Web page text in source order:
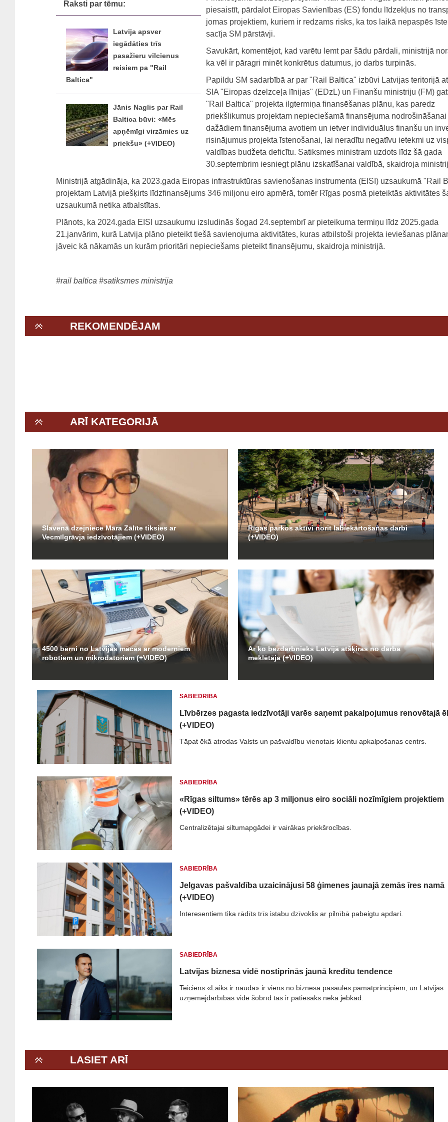
Raksti par tēmu:
Latvija apsver
iegādāties trīs
pasažieru vilcienus
reisiem pa "Rail
Baltica"
Jānis Naglis par Rail
Baltica būvi: «Mēs
apņēmīgi virzāmies uz
priekšu» (+VIDEO)
piesaistīt, pārdalot Eiropas Savienības (ES) fondu līdzekļus no
jomas projektiem, kuriem ir redzams risks, ka tos laikā nepaspēs
sacīja SM pārstāvji.
Savukārt, komentējot, kad varētu lemt par šādu pārdali, ministrijā
ka vēl ir pāragri minēt konkrētus datumus, jo darbs turpinās.
Papildu SM sadarbībā ar par "Rail Baltica" izbūvi Latvijas teritorijā
SIA "Eiropas dzelzceļa līnijas" (EDzL) un Finanšu ministriju (FM)
"Rail Baltica" projekta ilgtermiņa finansēšanas plānu, kas paredz
priekšlikumus projektam nepieciešamā finansējuma nodrošināšanai
dažādiem finansējuma avotiem un ietver individuālus finanšu un
risinājumus projekta īstenošanai, lai neradītu negatīvu ietekmi uz
valdības budžeta deficītu. Satiksmes ministram uzdots līdz šā gada
30.septembrim iesniegt plānu izskatīšanai valdībā, skaidroja
Ministrijā atgādināja, ka 2023.gada Eiropas infrastruktūras savienošanas instrumenta (EISI) uzsaukumā "Rail
projektam Latvijā piešķirts līdzfinansējums 346 miljonu eiro apmērā, tomēr Rīgas posmā pieteiktās aktivitātes
uzsaukumā netika atbalstītas.
Plānots, ka 2024.gada EISI uzsaukumu izsludinās šogad 24.septembrī ar pieteikuma termiņu līdz 2025.gada
21.janvārim, kurā Latvija plāno pieteikt tiešā savienojuma aktivitātes, kuras atbilstoši projekta ieviešanas
jāveic kā nākamās un kurām prioritāri nepieciešams pieteikt finansējumu, skaidroja ministrijā.
#rail baltica #satiksmes ministrija
REKOMENDĒJAM
ARĪ KATEGORIJĀ
Slavenā dzejniece Māra Zālīte tiksies ar
Vecmīlgrāvja iedzīvotājiem (+VIDEO)
Rīgas parkos aktīvi norit labiekārtošanas darbi
(+VIDEO)
4500 bērni no Latvijas mācās ar moderniem
robotiem un mikrodatoriem (+VIDEO)
Ar ko bezdarbnieks Latvijā atšķiras no darba
meklētāja (+VIDEO)
SABIEDRĪBA
Līvbērzes pagasta iedzīvotāji varēs saņemt pakalpojumus renovētajā
(+VIDEO)
Tāpat ēkā atrodas Valsts un pašvaldību vienotais klientu apkalpošanas centrs.
SABIEDRĪBA
«Rīgas siltums» tērēs ap 3 miljonus eiro sociāli nozīmīgiem projektiem
(+VIDEO)
Centralizētajai siltumapgādei ir vairākas priekšrocības.
SABIEDRĪBA
Jelgavas pašvaldība uzaicinājusi 58 ģimenes jaunajā zemās īres namā
(+VIDEO)
Interesentiem tika rādīts trīs istabu dzīvoklis ar pilnībā pabeigtu apdari.
SABIEDRĪBA
Latvijas biznesa vidē nostiprinās jaunā kredītu tendence
Teiciens «Laiks ir nauda» ir viens no biznesa pasaules pamatprincipiem, un Latvijas
uzņēmējdarbības vidē šobrīd tas ir patiesāks nekā jebkad.
LASIET ARĪ